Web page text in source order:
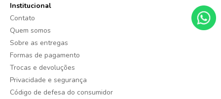
Institucional
Contato
Quem somos
Sobre as entregas
Formas de pagamento
Trocas e devoluções
Privacidade e segurança
Código de defesa do consumidor